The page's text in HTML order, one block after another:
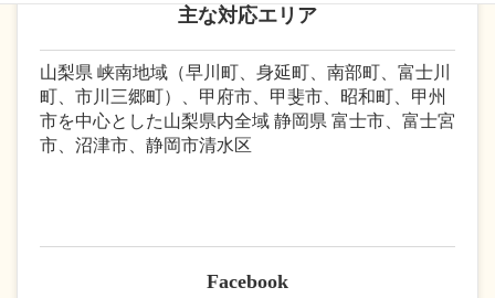
主な対応エリア
山梨県 峡南地域（早川町、身延町、南部町、富士川
町、市川三郷町）、甲府市、甲斐市、昭和町、甲州
市を中心とした山梨県内全域 静岡県 富士市、富士宮
市、沼津市、静岡市清水区
Facebook